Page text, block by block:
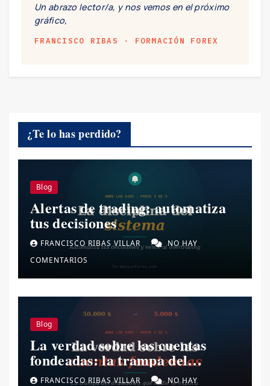
Un abrazo lector/a, y nos vemos en el próximo
gráfico,
FRANCISCO RIBAS · FORMACIÓN FOREX
¿Te lo has perdido?
Blog
Alertas de trading: automatiza
tus decisiones
FRANCISCO RIBAS VILLAR
NO HAY
COMENTARIOS
Blog
La verdad sobre las cuentas
fondeadas: la trampa del
drawdown.
FRANCISCO RIBAS VILLAR
NO HAY